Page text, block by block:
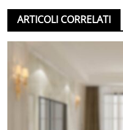
ARTICOLI CORRELATI